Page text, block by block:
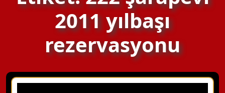
2011 yılbaşı
rezervasyonu